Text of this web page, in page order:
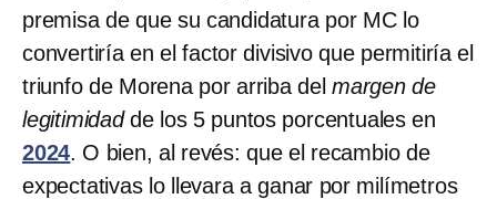
premisa de que su candidatura por MC lo
convertiría en el factor divisivo que permitiría el
triunfo de Morena por arriba del margen de
legitimidadde los 5 puntos porcentuales en
2024. O bien, al revés: que el recambio de
expectativas lo llevara a ganar por milímetros